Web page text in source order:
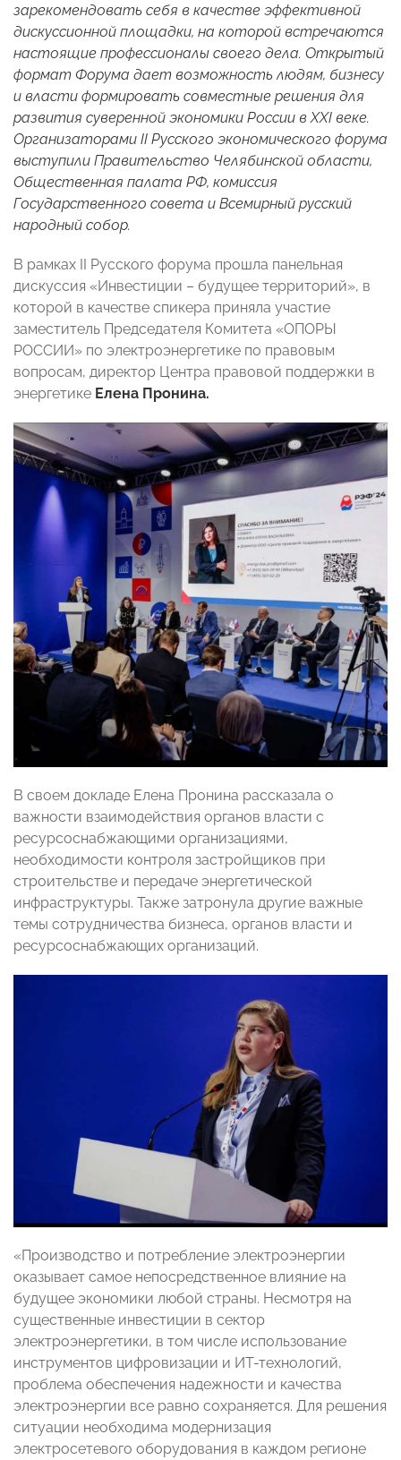
зарекомендовать себя в качестве эффективной
дискуссионной площадки, на которой встречаются
настоящие профессионалы своего дела. Открытый
формат Форума дает возможность людям, бизнесу
и власти формировать совместные решения для
развития суверенной экономики России в XXI веке.
Организаторами II Русского экономического форума
выступили Правительство Челябинской области,
Общественная палата РФ, комиссия
Государственного совета и Всемирный русский
народный собор.
В рамках II Русского форума прошла панельная
дискуссия «Инвестиции – будущее территорий», в
которой в качестве спикера приняла участие
заместитель Председателя Комитета «ОПОРЫ
РОССИИ» по электроэнергетике по правовым
вопросам, директор Центра правовой поддержки в
энергетике Елена Пронина.
В своем докладе Елена Пронина рассказала о
важности взаимодействия органов власти с
ресурсоснабжающими организациями,
необходимости контроля застройщиков при
строительстве и передаче энергетической
инфраструктуры. Также затронула другие важные
темы сотрудничества бизнеса, органов власти и
ресурсоснабжающих организаций.
«Производство и потребление электроэнергии
оказывает самое непосредственное влияние на
будущее экономики любой страны. Несмотря на
существенные инвестиции в сектор
электроэнергетики, в том числе использование
инструментов цифровизации и ИТ-технологий,
проблема обеспечения надежности и качества
электроэнергии все равно сохраняется. Для решения
ситуации необходима модернизация
электросетевого оборудования в каждом регионе